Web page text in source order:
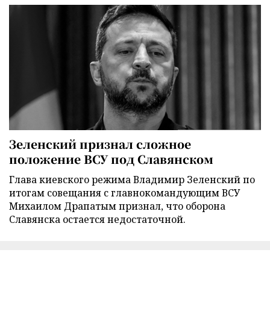
Зеленский признал сложное
положение ВСУ под Славянском
Глава киевского режима Владимир Зеленский по
итогам совещания с главнокомандующим ВСУ
Михаилом Драпатым признал, что оборона
Славянска остается недостаточной.